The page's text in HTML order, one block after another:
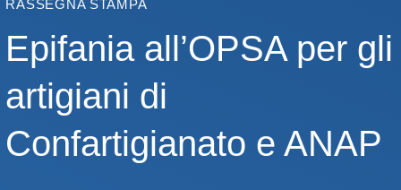
RASSEGNA STAMPA
Epifania all’OPSA per gli
artigiani di
Confartigianato e ANAP